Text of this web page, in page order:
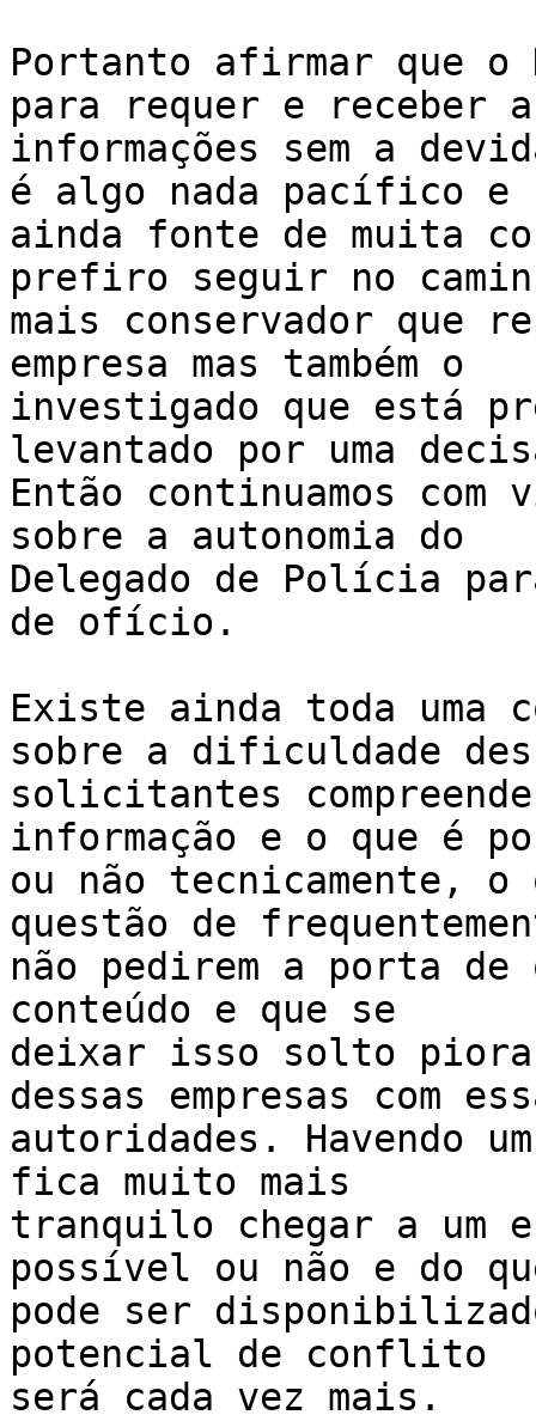
Portanto afirmar que o
para requer e receber
informações sem a
é algo nada pacífico e
ainda fonte de muita
prefiro seguir no
mais conservador que
empresa mas também o
investigado que está
levantado por uma
Então continuamos
sobre a autonomia do
Delegado de Polícia
de ofício.
Existe ainda toda uma
sobre a dificuldade
solicitantes
informação e o que é
ou não tecnicamente,
questão de
não pedirem a porta de
conteúdo e que se
deixar isso solto piora
dessas empresas com
autoridades. Havendo
fica muito mais
tranquilo chegar a um
possível ou não e do
pode ser
potencial de conflito
será cada vez mais.